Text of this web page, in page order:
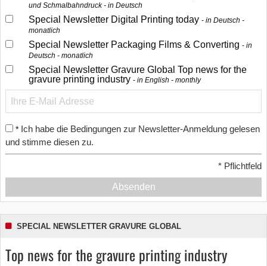
und Schmalbahndruck - in Deutsch
Special Newsletter Digital Printing today
in Deutsch -
monatlich
Special Newsletter Packaging Films & Converting
in
Deutsch - monatlich
Special Newsletter Gravure Global Top news for the
gravure printing industry
in English - monthly
* Ich habe die Bedingungen zur Newsletter-Anmeldung gelesen
und stimme diesen zu.
* Pflichtfeld
Absenden
SPECIAL NEWSLETTER GRAVURE GLOBAL
Top news for the gravure printing industry